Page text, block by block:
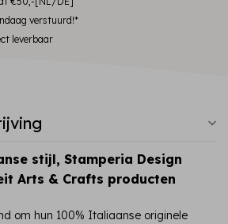
verstuurd!*
leverbaar
stijl, Stamperia Design
Arts & Crafts producten
om hun 100% Italiaanse originele